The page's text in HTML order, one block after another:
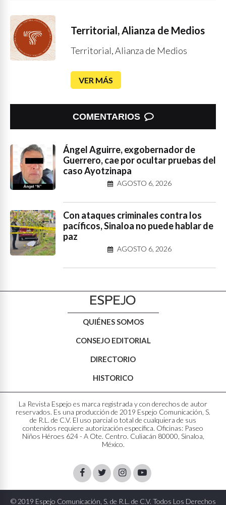
Territorial, Alianza de Medios
Territorial, Alianza de Medios
VER MÁS
COMENTARIOS
Ángel Aguirre, exgobernador de
Guerrero, cae por ocultar pruebas del
caso Ayotzinapa
AGOSTO 6, 2026
Con ataques criminales contra los
pacíficos, Sinaloa no puede hablar de
paz
AGOSTO 6, 2026
QUIÉNES SOMOS
CONSEJO EDITORIAL
DIRECTORIO
HISTORICO
La Revista Espejo es marca registrada y con derechos de autor
reservados. Es una producción de 2019 Espejo Comunicación, S.
de R.L. de C.V. El uso parcial o total de cualquiera de sus
contenidos requiere autorización específica. Oficinas: Paseo
Niños Héroes 624 - A Ote. Centro. Culiacán 80000, Sinaloa,
México.
FacebookTwitterInstagram
Youtube
© 2019 Espejo Comunicación, S. de R.L. de C.V. Todos Los Derechos